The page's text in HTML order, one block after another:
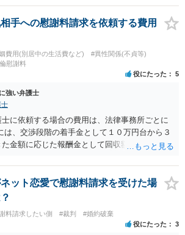
かもしれないですが、実際に捜査をするの
れますので、やはり結論は変わらないかもしれ
りの「刑事に強い」とうたっている弁護士に相
ょうか。 以上、ご参考まで。
手への慰謝料請求を依頼する費用
費用(別居中の生活費など)
#異性関係(不貞等)
慰謝料
役にたった 5
強い弁護士
士
に依頼する場合の費用は、法律事務所ごとに
は、交渉段階の着手金として１０万円台から３
金額に応じた報酬金として回収額の１０％か
、実費が発生することもあります。 もっと
か、相手方の住所・勤務先が分かるか、慰謝料
で終わるか訴訟まで見込むかによって、費用は
に、交渉だけの場合、訴訟になった場合、回収
を確認しておくとよいでしょう。 弁護士選び
経験が相応にあるか、費用体系が明確か、見
ット恋愛で慰謝料請求を受けた場
料請求したい側 #裁判 #婚約破棄
役にたった 3